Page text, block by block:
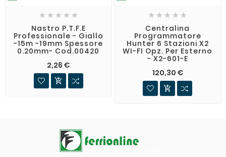
    
Nastro P.T.F.E
Professionale - Giallo
-15m -19mm Spessore
0.20mm- Cod.00420
2,26 €

    
Centralina
Programmatore
Hunter 6 Stazioni X2
WI-FI Opz. Per Esterno
- X2-601-E
120,30 €
